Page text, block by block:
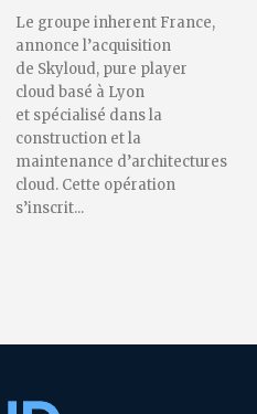
Le groupe inherent France,
annonce l’acquisition
de Skyloud, pure player
cloud basé à Lyon
et spécialisé dans la
construction et la
maintenance d’architectures
cloud. Cette opération
s’inscrit...